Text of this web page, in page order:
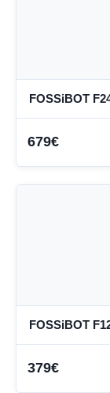
FOSSiBOT
679€
FOSSiBOT
379€